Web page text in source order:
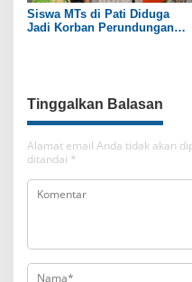
Siswa MTs di Pati Diduga
Jadi Korban Perundungan
Tinggalkan Balasan
Alamat email Anda tidak akan
ditandai *